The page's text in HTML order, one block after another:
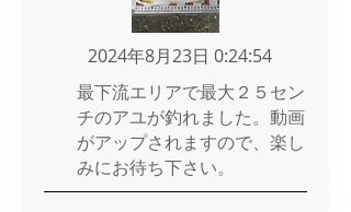
2024年8月23日 0:24:54
最下流エリアで最大２５セン
チのアユが釣れました。動画
がアップされますので、楽し
みにお待ち下さい。